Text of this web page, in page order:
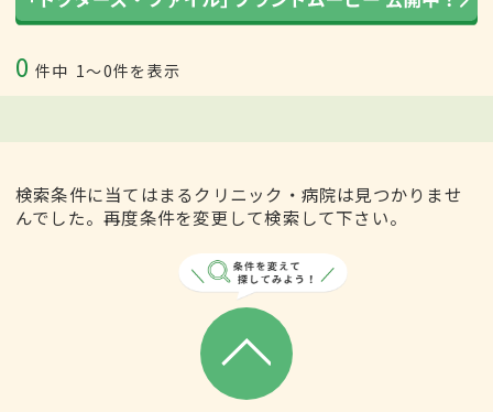
0 件中 1〜0件を表示
検索条件に当てはまるクリニック・病院は見つかりませ
んでした。再度条件を変更して検索して下さい。